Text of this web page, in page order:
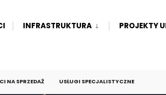
INFRASTRUKTURA PROJEKTY
NA SPRZEDAŻ USŁUGI SPECJALISTYCZNE